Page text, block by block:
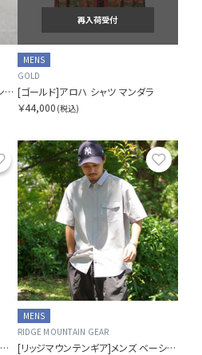
[レインスプーナー]キョウト スプリング プルオーバー アロハシャツ
再入荷受付
MENS
GOLD
[ゴールド]アロハ シャツ マンダラ
￥44,000 (税込)
お気に入り
[ニュートラルワークス]ショートスリーブ ラミー ミックス シャツ
お気
MENS
RIDGE MOUNTAIN GEAR
[リッジマウンテンギア]メンズ ベーシック ショート スリーブ シャツ